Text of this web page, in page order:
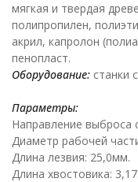
мягкая и твердая
полипропилен,
акрил, капролон
пенопласт.
Оборудование: станки
Параметры:
Направление выброса
Диаметр рабочей
Длина лезвия: 25,0мм.
Длина хвостовика: